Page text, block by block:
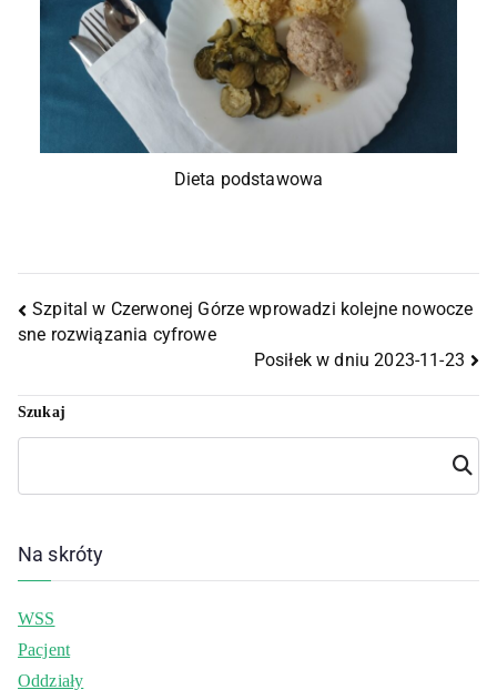
Dieta podstawowa
Szpital w Czerwonej Górze wprowadzi kolejne nowocze
sne rozwiązania cyfrowe
Posiłek w dniu 2023-11-23
Szukaj
Szuka
j
Na skróty
WSS
Pacjent
Oddziały